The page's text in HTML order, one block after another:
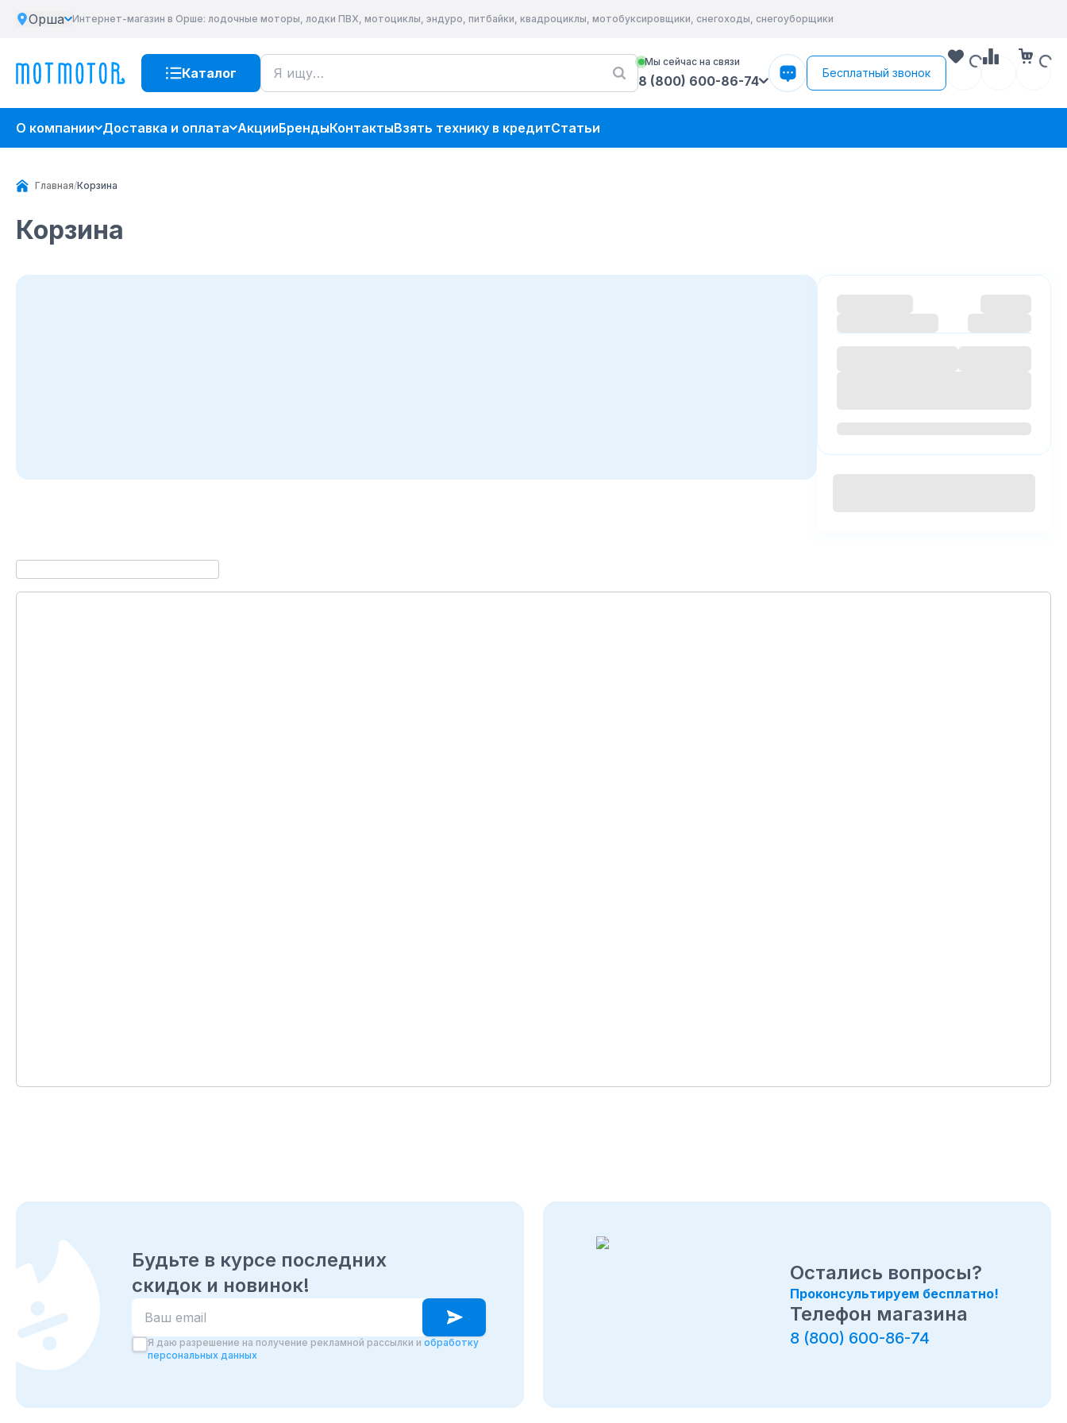
Орша Интернет-магазин в Орше: лодочные моторы, лодки ПВХ, мотоциклы, эндуро, питбайки, квадроциклы, мотобуксировщики, снегоходы, снегоуборщики
Каталог
Мы сейчас на связи
8 (800) 600-86-74
Бесплатный звонок
О компании Доставка и оплата АкцииБрендыКонтактыВзять технику в кредитСтатьи
Главная/Корзина
Корзина
Будьте в курсе последних
скидок и новинок!
Я даю разрешение на получение рекламной рассылки и обработку
персональных данных
Остались вопросы?
Проконсультируем бесплатно!
Телефон магазина
8 (800) 600-86-74